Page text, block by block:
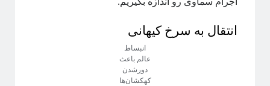
انتقال به سرخ کیهانی
انبساط
عالم باعث
دور‌شدن
کهکشان‌ها